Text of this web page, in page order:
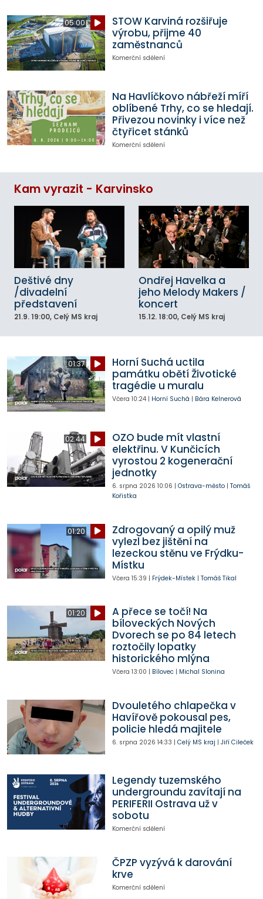
05:00
STOW Karviná rozšiřuje
výrobu, přijme 40
zaměstnanců
Komerční sdělení
Na Havlíčkovo nábřeží míří
oblíbené Trhy, co se hledají.
Přivezou novinky i více než
čtyřicet stánků
Komerční sdělení
Kam vyrazit - Karvinsko
Deštivé dny
/divadelní
představení
21.9. 19:00, Celý MS kraj
Ondřej Havelka a
jeho Melody Makers /
koncert
15.12. 18:00, Celý MS kraj
01:37
Horní Suchá uctila
památku obětí Životické
tragédie u muralu
Včera 10:24| Horní Suchá | Bára Kelnerová
02:44
OZO bude mít vlastní
elektřinu. V Kunčicích
vyrostou 2 kogenerační
jednotky
6. srpna 2026 10:06 | Ostrava-město| Tomáš
Kořistka
01:20
Zdrogovaný a opilý muž
vylezl bez jištění na
lezeckou stěnu ve Frýdku-
Místku
Včera 15:39 | Frýdek-Místek| Tomáš Tikal
01:20
A přece se točí! Na
bíloveckých Nových
Dvorech se po 84 letech
roztočily lopatky
historického mlýna
Včera 13:00 | Bílovec| Michal Slonina
Dvouletého chlapečka v
Havířově pokousal pes,
policie hledá majitele
6. srpna 2026 14:33 | Celý MS kraj | Jiří Cileček
Legendy tuzemského
undergroundu zavítají na
PERIFERII Ostrava už v
sobotu
Komerční sdělení
ČPZP vyzývá k darování
krve
Komerční sdělení